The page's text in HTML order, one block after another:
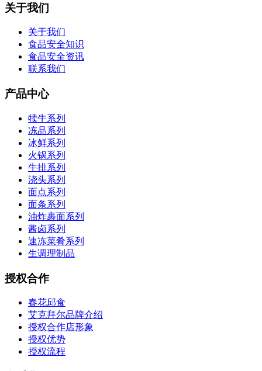
关于我们
关于我们
食品安全知识
食品安全资讯
联系我们
产品中心
犊牛系列
冻品系列
冰鲜系列
火锅系列
牛排系列
浇头系列
面点系列
面条系列
油炸裹面系列
酱卤系列
速冻菜肴系列
生调理制品
授权合作
春花邱食
艾克拜尔品牌介绍
授权合作店形象
授权优势
授权流程